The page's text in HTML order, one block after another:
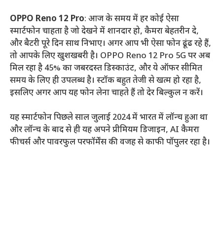
OPPO Reno 12 Pro: आज के समय में हर कोई ऐसा
स्मार्टफोन चाहता है जो देखने में शानदार हो, कैमरा बेहतरीन दे,
और बैटरी पूरे दिन साथ निभाए। अगर आप भी ऐसा फोन ढूंढ रहे हैं,
तो आपके लिए खुशखबरी है। OPPO Reno 12 Pro 5G पर अब
मिल रहा है 45% का जबरदस्त डिस्काउंट, और ये ऑफर सीमित
समय के लिए ही उपलब्ध है। स्टॉक बहुत तेजी से खत्म हो रहा है,
इसलिए अगर आप यह फोन लेना चाहते हैं तो देर बिल्कुल न करें।
यह स्मार्टफोन पिछले साल जुलाई 2024 में भारत में लॉन्च हुआ था
और लॉन्च के बाद से ही यह अपने प्रीमियम डिजाइन, AI कैमरा
फीचर्स और पावरफुल परफॉर्मेंस की वजह से काफी पॉपुलर रहा है।